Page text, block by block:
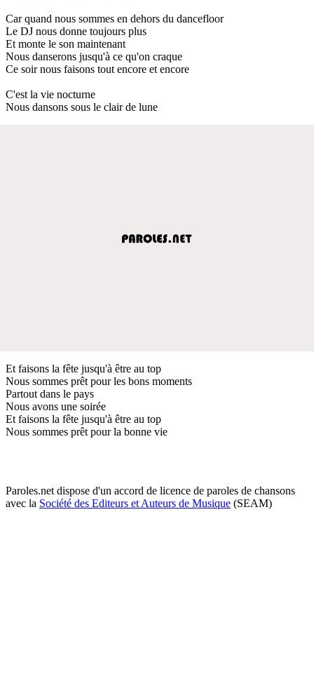
Car quand nous sommes en dehors du dancefloor
Le DJ nous donne toujours plus
Et monte le son maintenant
Nous danserons jusqu'à ce qu'on craque
Ce soir nous faisons tout encore et encore
C'est la vie nocturne
Nous dansons sous le clair de lune
Et faisons la fête jusqu'à être au top
Nous sommes prêt pour les bons moments
Partout dans le pays
Nous avons une soirée
Et faisons la fête jusqu'à être au top
Nous sommes prêt pour la bonne vie
Paroles.net dispose d'un accord de licence de paroles de chansons
avec la Société des Editeurs et Auteurs de Musique (SEAM)